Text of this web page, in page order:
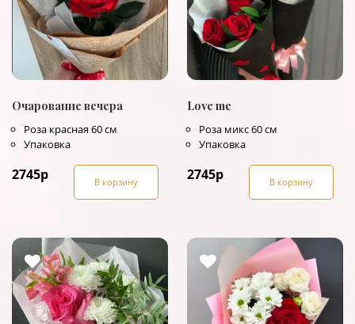
Очарование вечера
Роза красная 60 см
Упаковка
2745р В корзину
Love me
Роза микс 60 см
Упаковка
2745р В корзину